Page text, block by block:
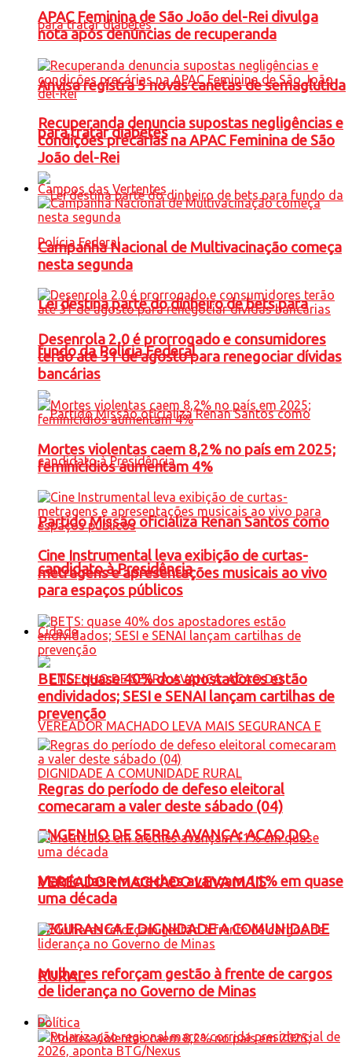
Anvisa registra 5 novas canetas de semaglutida
para tratar diabetes
Lei destina parte do dinheiro de bets para
fundo da Polícia Federal
Partido Missão oficializa Renan Santos como
candidato à Presidência
Cidade
ENGENHO DE SERRA AVANÇA: ACAO DO
VEREADOR MACHADO LEVA MAIS
SEGURANCA E DIGNIDADE A COMUNIDADE
RURAL
APAC Feminina de São João del-Rei divulga
nota após denúncias de recuperanda
Recuperanda denuncia supostas negligências e
condições precárias na APAC Feminina de São
João del-Rei
Campos das Vertentes
Campanha Nacional de Multivacinação começa
nesta segunda
Desenrola 2.0 é prorrogado e consumidores
terão até 31 de agosto para renegociar dívidas
bancárias
Mortes violentas caem 8,2% no país em 2025;
feminicídios aumentam 4%
Cine Instrumental leva exibição de curtas-
metragens e apresentações musicais ao vivo
para espaços públicos
BETS: quase 40% dos apostadores estão
endividados; SESI e SENAI lançam cartilhas de
prevenção
Regras do período de defeso eleitoral
comecaram a valer deste sábado (04)
Matrículas em creches avançam 11% em quase
uma década
Mulheres reforçam gestão à frente de cargos
de liderança no Governo de Minas
Política